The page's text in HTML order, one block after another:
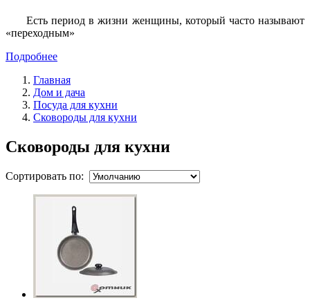
Есть период в жизни женщины, который часто называют
«переходным»
Подробнее
Главная
Дом и дача
Посуда для кухни
Сковороды для кухни
Сковороды для кухни
Сортировать по: